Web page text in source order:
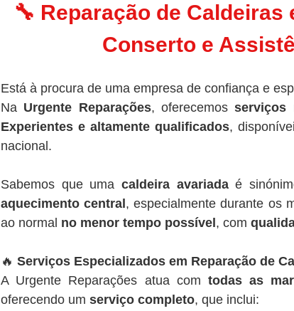
🔧 Reparação de
Conserto e
Está à procura de uma empresa de confiança e
Na Urgente Reparações, oferecemosserviços
Experientes e altamente qualificados,
nacional.
Sabemos que uma caldeira avariadaé
aquecimento central , especialmente durante os
ao normal no menor tempo possível , com
🔥 Serviços Especializados em Reparação de
A Urgente Reparações atua com todas as
oferecendo um serviço completo, que inclui: